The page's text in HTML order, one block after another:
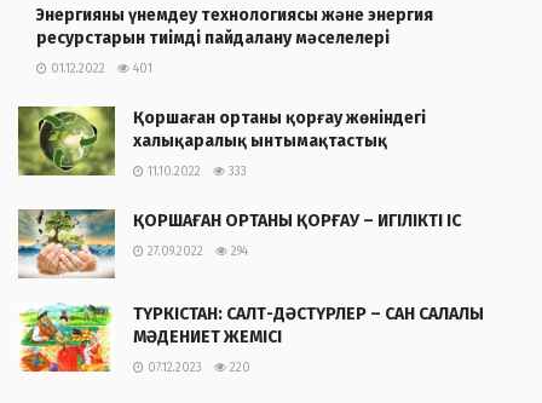
Энергияны үнемдеу технологиясы және энергия
ресурстарын тиімді пайдалану мәселелері
01.12.2022 401
Қоршаған ортаны қорғау жөніндегі
халықаралық ынтымақтастық
11.10.2022 333
ҚОРШАҒАН ОРТАНЫ ҚОРҒАУ – ИГІЛІКТІ ІС
27.09.2022 294
ТҮРКІСТАН: САЛТ-ДӘСТҮРЛЕР – САН САЛАЛЫ
МӘДЕНИЕТ ЖЕМІСІ
07.12.2023 220